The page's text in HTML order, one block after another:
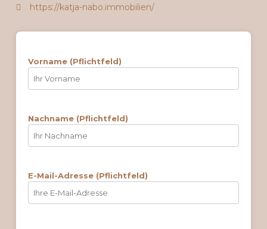
https://katja-nabo.immobilien/
Vorname (Pflichtfeld)
Nachname (Pflichtfeld)
E-Mail-Adresse (Pflichtfeld)